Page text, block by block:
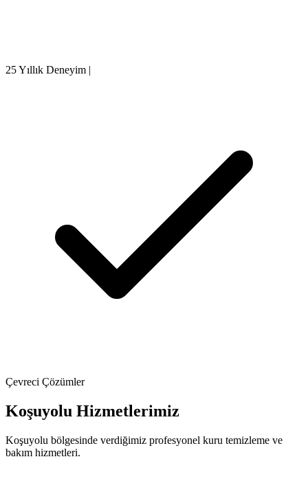
25 Yıllık Deneyim |
Çevreci Çözümler
Koşuyolu Hizmetlerimiz
Koşuyolu bölgesinde verdiğimiz profesyonel kuru temizleme ve
bakım hizmetleri.